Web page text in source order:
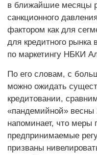
в ближайшие месяцы
санкционного
фактором как для
для кредитного
по маркетингу НБКИ
По его словам, с
можно ожидать
кредитовании,
«пандемийной» весны
напоминает, что меры
предпринимаемые
призваны